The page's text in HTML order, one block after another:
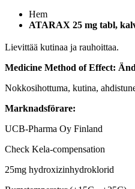
Hem
ATARAX 25 mg tabl,
Lievittää kutinaa ja rauhoittaa.
Medicine Method of Effect:
Nokkosihottuma, kutina,
Marknadsförare:
UCB-Pharma Oy Finland
Check Kela-compensation
25mg hydroxizinhydroklorid